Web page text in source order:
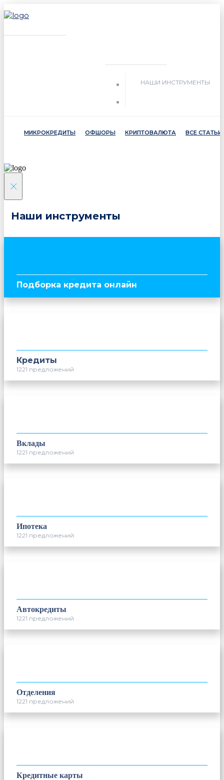
НАШИ ИНСТРУМЕНТЫ
МИКРОКРЕДИТЫ ОФШОРЫ КРИПТОВАЛЮТА ВСЕ СТАТЬИ
×
Наши инструменты
Подборка кредита онлайн
Кредиты
1221 предложений
Вклады
1221 предложений
Ипотека
1221 предложений
Автокредиты
1221 предложений
Отделения
1221 предложений
Кредитные карты